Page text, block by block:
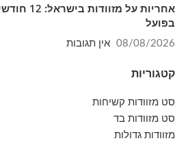
בפועל
08/08/2026 אין תגובות
קטגוריות
סט מזוודות קשיחות
סט מזוודות בד
מזוודות גדולות